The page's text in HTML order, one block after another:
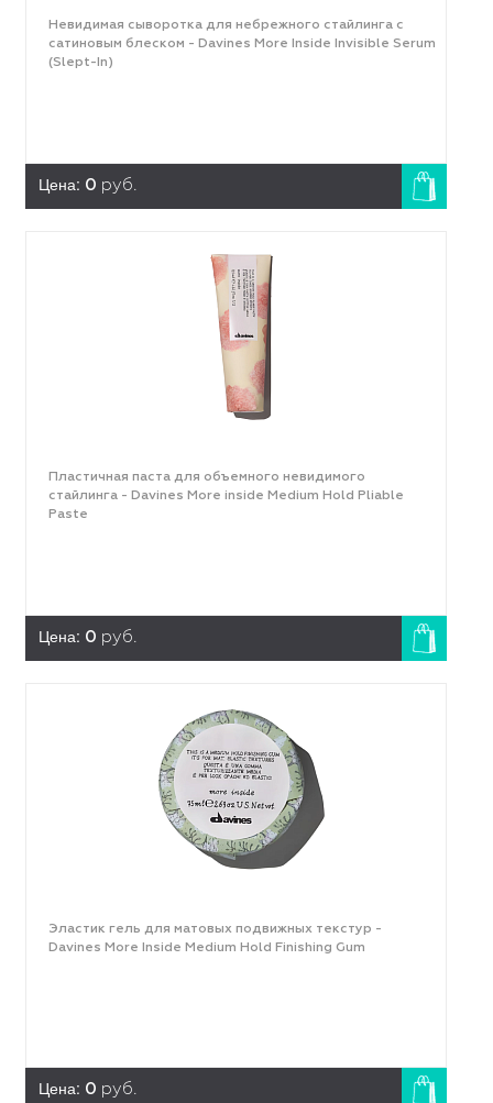
Невидимая сыворотка для небрежного стайлинга с
сатиновым блеском - Davines More Inside Invisible Serum
(Slept-In)
Цена: 0 руб.
Пластичная паста для объемного невидимого
стайлинга - Davines More inside Medium Hold Pliable
Paste
Цена: 0 руб.
Эластик гель для матовых подвижных текстур -
Davines More Inside Medium Hold Finishing Gum
Цена: 0 руб.